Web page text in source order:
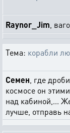
Raynor_Jim ,
Тема: корабли
Семен , где
космосе он
над кабиной,...
лучше, отправь